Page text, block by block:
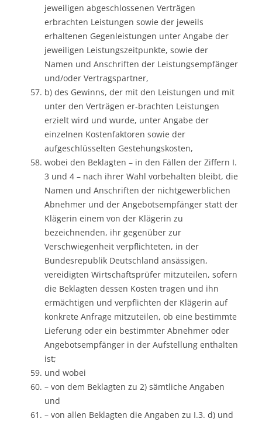
jeweiligen abgeschlossenen Verträgen
erbrachten Leistungen sowie der jeweils
erhaltenen Gegenleistungen unter Angabe der
jeweiligen Leistungszeitpunkte, sowie der
Namen und Anschriften der Leistungsempfänger
und/oder Vertragspartner,
b) des Gewinns, der mit den Leistungen und mit
unter den Verträgen er-brachten Leistungen
erzielt wird und wurde, unter Angabe der
einzelnen Kostenfaktoren sowie der
aufgeschlüsselten Gestehungskosten,
wobei den Beklagten – in den Fällen der Ziffern I.
3 und 4 – nach ihrer Wahl vorbehalten bleibt, die
Namen und Anschriften der nichtgewerblichen
Abnehmer und der Angebotsempfänger statt der
Klägerin einem von der Klägerin zu
bezeichnenden, ihr gegenüber zur
Verschwiegenheit verpflichteten, in der
Bundesrepublik Deutschland ansässigen,
vereidigten Wirtschaftsprüfer mitzuteilen, sofern
die Beklagten dessen Kosten tragen und ihn
ermächtigen und verpflichten der Klägerin auf
konkrete Anfrage mitzuteilen, ob eine bestimmte
Lieferung oder ein bestimmter Abnehmer oder
Angebotsempfänger in der Aufstellung enthalten
ist;
und wobei
– von dem Beklagten zu 2) sämtliche Angaben
und
– von allen Beklagten die Angaben zu I.3. d) und